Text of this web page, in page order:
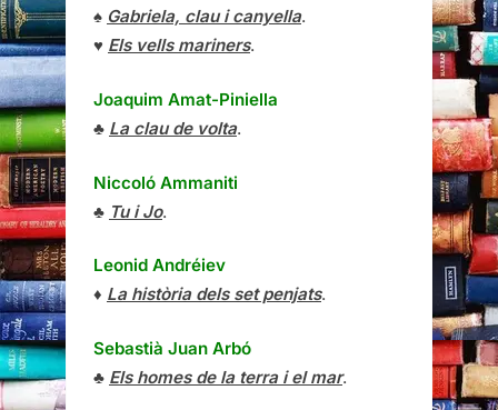
♠ Gabriela, clau i canyella.
♥ Els vells mariners.
Joaquim Amat-Piniella
♣ La clau de volta.
Niccoló Ammaniti
♣ Tu i Jo.
Leonid Andréiev
♦ La història dels set penjats.
Sebastià Juan Arbó
♣ Els homes de la terra i el mar.